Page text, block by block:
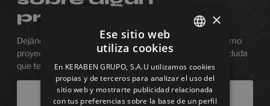
producto?
Dejános estar junto a ti en el proceso de diseñar tu próximo
proyecto. Estaremos encantados de resolver cualquier duda
que tengas.
Contáctanos
ENGLISH
FRENCH
×
Ese sitio web
utiliza cookies
En KERABEN GRUPO, S.A.U utilizamos cookies
propias y de terceros para analizar el uso del
sitio web y mostrarte publicidad relacionada
con tus preferencias sobre la base de un perfil